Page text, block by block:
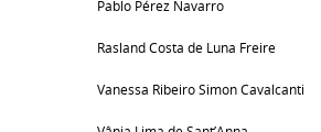
Pablo Pérez Navarro
Rasland Costa de Luna Freire
Vanessa Ribeiro Simon Cavalcanti